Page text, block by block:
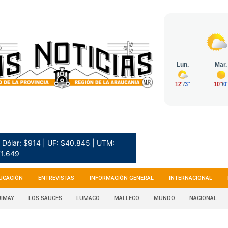
Dólar: $914 | UF: $40.845 | UTM:
ENTREVISTAS INFORMACIÓN GENERAL INTERNACIONAL
LOS SAUCES LUMACO MALLECO MUNDO NACIONAL